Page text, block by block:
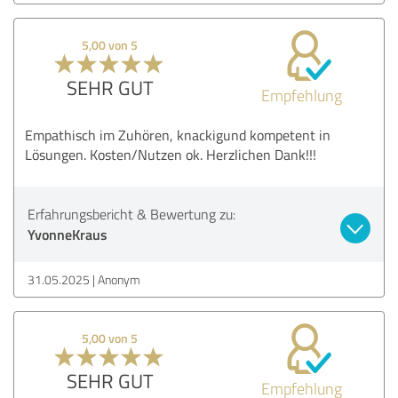
5,00 von 5
SEHR GUT Empfehlung
Empathisch im Zuhören, knackigund kompetent in
Lösungen. Kosten/Nutzen ok. Herzlichen Dank!!!
Erfahrungsbericht & Bewertung zu:
YvonneKraus
31.05.2025 Anonym
5,00 von 5
SEHR GUT Empfehlung